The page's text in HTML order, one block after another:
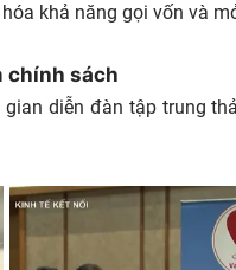
khả năng gọi vốn và
chính sách
diễn đàn tập trung